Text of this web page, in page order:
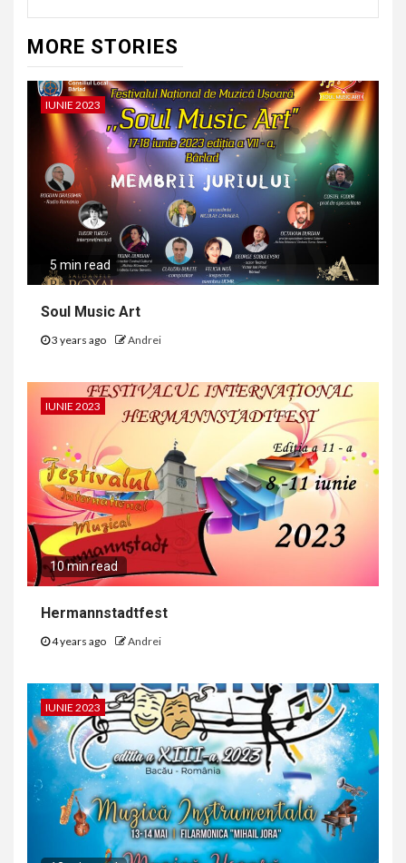
MORE STORIES
IUNIE 2023
5 min read
Soul Music Art
3 years ago Andrei
IUNIE 2023
10 min read
Hermannstadtfest
4 years ago Andrei
IUNIE 2023